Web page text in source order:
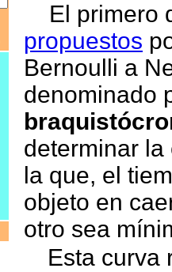
El primero
propuestos
Bernoulli a
denominado
determinar la
la que, el
objeto en
otro sea
Esta curva